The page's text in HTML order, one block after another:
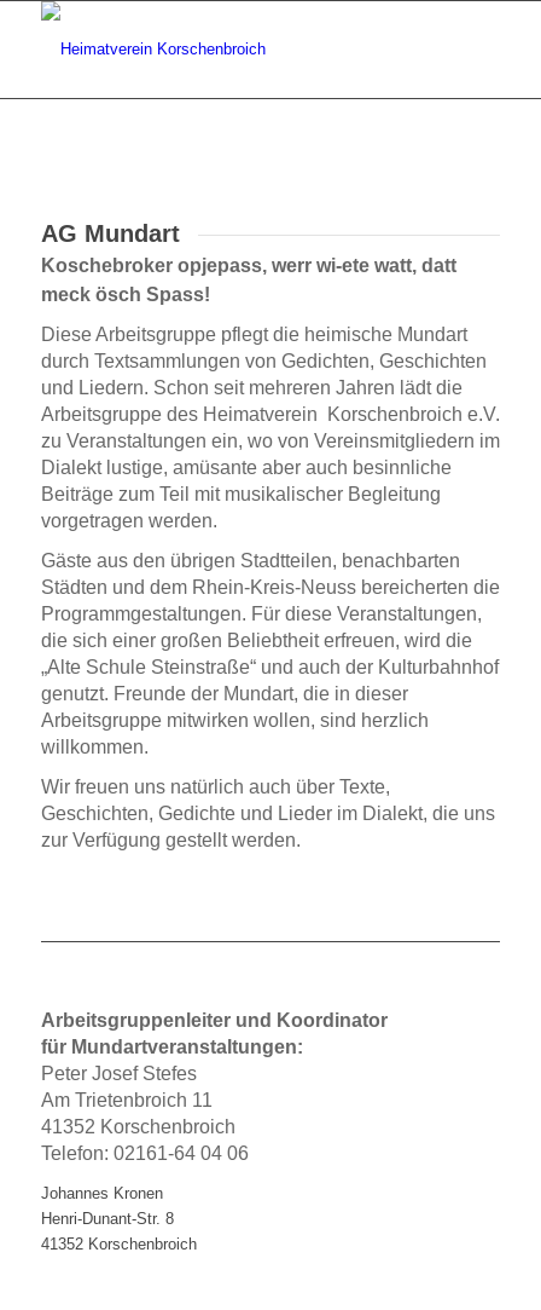
AG Mundart
Koschebroker opjepass, werr wi-ete watt, datt
meck ösch Spass!
Diese Arbeitsgruppe pflegt die heimische Mundart
durch Textsammlungen von Gedichten, Geschichten
und Liedern. Schon seit mehreren Jahren lädt die
Arbeitsgruppe des Heimatverein Korschenbroich e.V.
zu Veranstaltungen ein, wo von Vereinsmitgliedern im
Dialekt lustige, amüsante aber auch besinnliche
Beiträge zum Teil mit musikalischer Begleitung
vorgetragen werden.
Gäste aus den übrigen Stadtteilen, benachbarten
Städten und dem Rhein-Kreis-Neuss bereicherten die
Programmgestaltungen. Für diese Veranstaltungen,
die sich einer großen Beliebtheit erfreuen, wird die
„Alte Schule Steinstraße“ und auch der Kulturbahnhof
genutzt. Freunde der Mundart, die in dieser
Arbeitsgruppe mitwirken wollen, sind herzlich
willkommen.
Wir freuen uns natürlich auch über Texte,
Geschichten, Gedichte und Lieder im Dialekt, die uns
zur Verfügung gestellt werden.
Arbeitsgruppenleiter und Koordinator
für Mundartveranstaltungen:
Peter Josef Stefes
Am Trietenbroich 11
41352 Korschenbroich
Telefon: 02161-64 04 06
Johannes Kronen
Henri-Dunant-Str. 8
41352 Korschenbroich